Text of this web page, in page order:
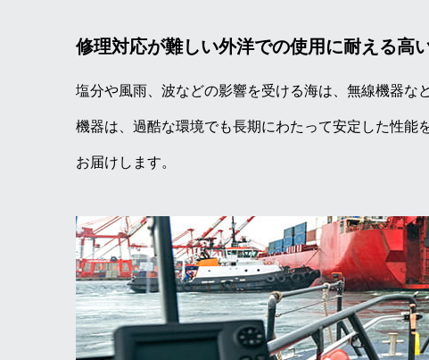
修理対応が難しい外洋での使用に耐える高
塩分や風雨、波などの影響を受ける海は、無線機器な
機器は、過酷な環境でも長期にわたって安定した性能
お届けします。